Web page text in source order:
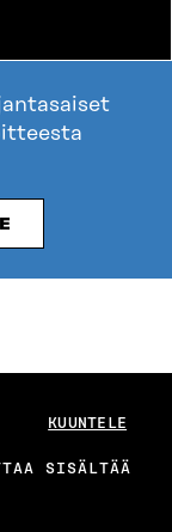
KUUNTELE
SISÄLTÄÄ